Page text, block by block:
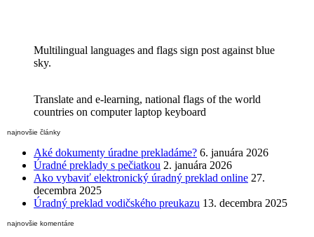
Multilingual languages and flags sign post against blue
sky.
Translate and e-learning, national flags of the world
countries on computer laptop keyboard
najnovšie články
Aké dokumenty úradne prekladáme? 6. januára 2026
Úradné preklady s pečiatkou 2. januára 2026
Ako vybaviť elektronický úradný preklad online 27.
decembra 2025
Úradný preklad vodičského preukazu 13. decembra 2025
najnovšie komentáre